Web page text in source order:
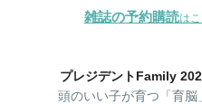
雑誌の予約購読は
プレジデントFamily
頭のいい子が育つ「育脳